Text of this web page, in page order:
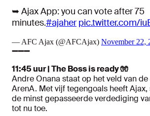
➥ Ajax App: you can vote after 75
minutes.#ajaher pic.twitter.com/
— AFC Ajax (@AFCAjax) November 22,
➖➖➖
11:45 uur | The Boss is ready 🧤
Andre Onana staat op het veld van
ArenA. Met vijf tegengoals heeft Ajax,
de minst gepasseerde verdediging
tot nu toe.